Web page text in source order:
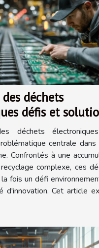
déchets
défis et
déchets
centrale dans
Confrontés à une
complexe, ces
fois un défi
d'innovation. Cet article